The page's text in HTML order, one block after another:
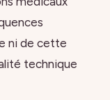
ni de cette
technique